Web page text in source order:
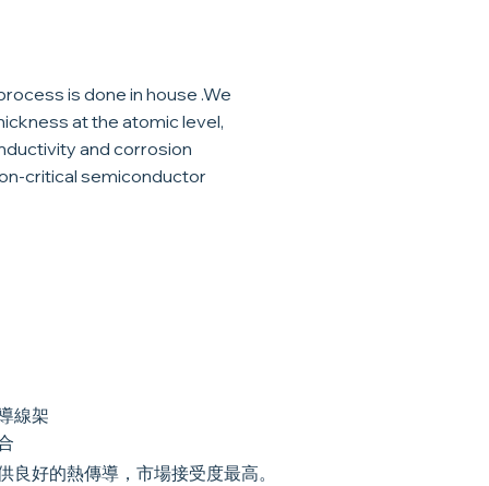
線架
良好的熱傳導，市場接受度最高。
is done in house .We
at the atomic level,
and corrosion
critical semiconductor